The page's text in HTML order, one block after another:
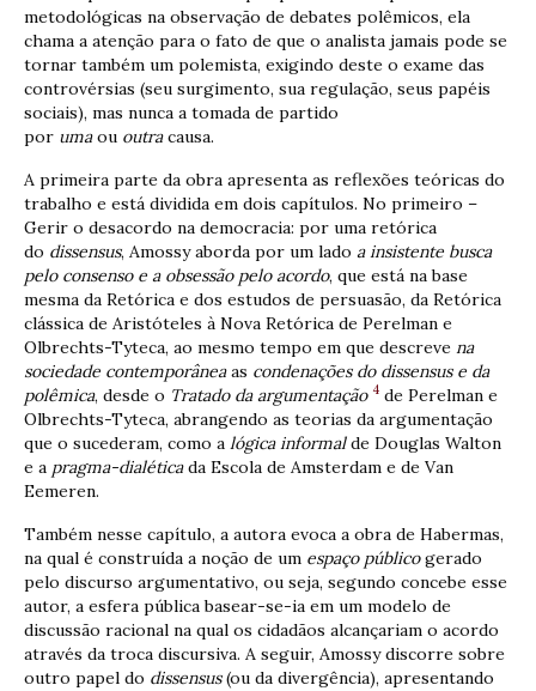
metodológicas na observação de debates polêmicos, ela
chama a atenção para o fato de que o analista jamais pode se
tornar também um polemista, exigindo deste o exame das
controvérsias (seu surgimento, sua regulação, seus papéis
sociais), mas nunca a tomada de partido
por umaou outracausa.
A primeira parte da obra apresenta as reflexões teóricas do
trabalho e está dividida em dois capítulos. No primeiro –
Gerir o desacordo na democracia: por uma retórica
do dissensus, Amossy aborda por um lado a insistente busca
pelo consenso e a obsessão pelo acordo, que está na base
mesma da Retórica e dos estudos de persuasão, da Retórica
clássica de Aristóteles à Nova Retórica de Perelman e
Olbrechts-Tyteca, ao mesmo tempo em que descreve na
sociedade contemporâneaas condenações do dissensus e da
polêmica, desde o Tratado da argumentação 4 de Perelman e
Olbrechts-Tyteca, abrangendo as teorias da argumentação
que o sucederam, como a lógica informalde Douglas Walton
e a pragma-dialéticada Escola de Amsterdam e de Van
Eemeren.
Também nesse capítulo, a autora evoca a obra de Habermas,
na qual é construída a noção de um espaço públicogerado
pelo discurso argumentativo, ou seja, segundo concebe esse
autor, a esfera pública basear-se-ia em um modelo de
discussão racional na qual os cidadãos alcançariam o acordo
através da troca discursiva. A seguir, Amossy discorre sobre
outro papel do dissensus(ou da divergência), apresentando